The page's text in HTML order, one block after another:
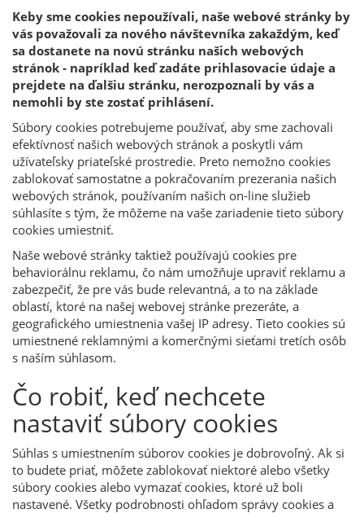
Keby sme cookies nepoužívali, naše webové stránky by
vás považovali za nového návštevníka zakaždým, keď
sa dostanete na novú stránku našich webových
stránok - napríklad keď zadáte prihlasovacie údaje a
prejdete na ďalšiu stránku, nerozpoznali by vás a
nemohli by ste zostať prihlásení.
Súbory cookies potrebujeme používať, aby sme zachovali
efektívnosť našich webových stránok a poskytli vám
užívateľsky priateľské prostredie. Preto nemožno cookies
zablokovať samostatne a pokračovaním prezerania našich
webových stránok, používaním našich on-line služieb
súhlasíte s tým, že môžeme na vaše zariadenie tieto súbory
cookies umiestniť.
Naše webové stránky taktiež používajú cookies pre
behaviorálnu reklamu, čo nám umožňuje upraviť reklamu a
zabezpečiť, že pre vás bude relevantná, a to na základe
oblastí, ktoré na našej webovej stránke prezeráte, a
geografického umiestnenia vašej IP adresy. Tieto cookies sú
umiestnené reklamnými a komerčnými sieťami tretích osôb
s naším súhlasom.
Čo robiť, keď nechcete
nastaviť súbory cookies
Súhlas s umiestnením súborov cookies je dobrovoľný. Ak si
to budete priať, môžete zablokovať niektoré alebo všetky
súbory cookies alebo vymazať cookies, ktoré už boli
nastavené. Všetky podrobnosti ohľadom správy cookies a